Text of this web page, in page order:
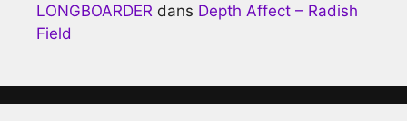
LONGBOARDER dans Depth Affect – Radish
Field